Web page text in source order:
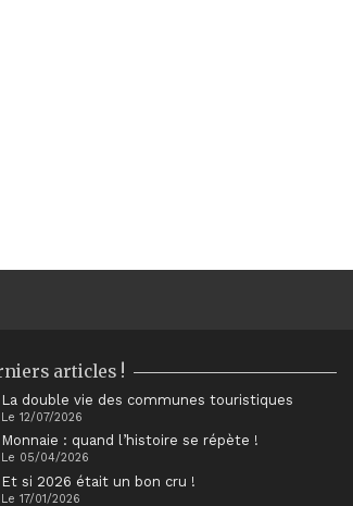
articles !
La double vie des communes touristiques
Le 12/07/2026
Monnaie : quand l’histoire se répète !
Le 05/04/2026
Et si 2026 était un bon cru !
Le 17/01/2026